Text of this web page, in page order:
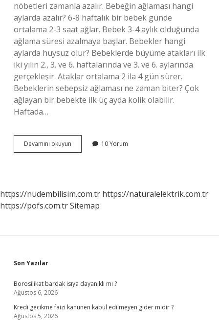
nöbetleri zamanla azalır. Bebeğin ağlaması hangi
aylarda azalır? 6-8 haftalık bir bebek günde
ortalama 2-3 saat ağlar. Bebek 3-4 aylık olduğunda
ağlama süresi azalmaya başlar. Bebekler hangi
aylarda huysuz olur? Bebeklerde büyüme atakları ilk
iki yılın 2., 3. ve 6. haftalarında ve 3. ve 6. aylarında
gerçekleşir. Ataklar ortalama 2 ila 4 gün sürer.
Bebeklerin sebepsiz ağlaması ne zaman biter? Çok
ağlayan bir bebekte ilk üç ayda kolik olabilir.
Haftada…
Devamını okuyun Bebekler
En
10 Yorum
https://nudembilisim.com.tr https://naturalelektrik.com.tr
https://pofs.com.trSitemap
Sidebar
Son Yazılar
Borosilikat bardak isıya dayanıklı mı ?
Ağustos 6, 2026
Kredi gecikme faizi kanunen kabul edilmeyen gider midir ?
Ağustos 5, 2026